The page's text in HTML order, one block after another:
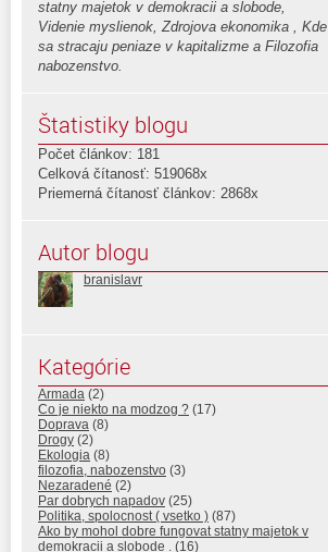
statny majetok v demokracii a slobode,
Videnie myslienok, Zdrojova ekonomika , Kde
sa stracaju peniaze v kapitalizme a Filozofia
nabozenstvo.
Štatistiky blogu
Počet článkov: 181
Celková čítanosť: 519068x
Priemerná čítanosť článkov: 2868x
Autor blogu
branislavr
Kategórie
Armada (2)
Co je niekto na modzog ? (17)
Doprava (8)
Drogy (2)
Ekologia (8)
filozofia, nabozenstvo (3)
Nezaradené (2)
Par dobrych napadov (25)
Politika, spolocnost ( vsetko ) (87)
Ako by mohol dobre fungovat statny majetok v
demokracii a slobode . (16)